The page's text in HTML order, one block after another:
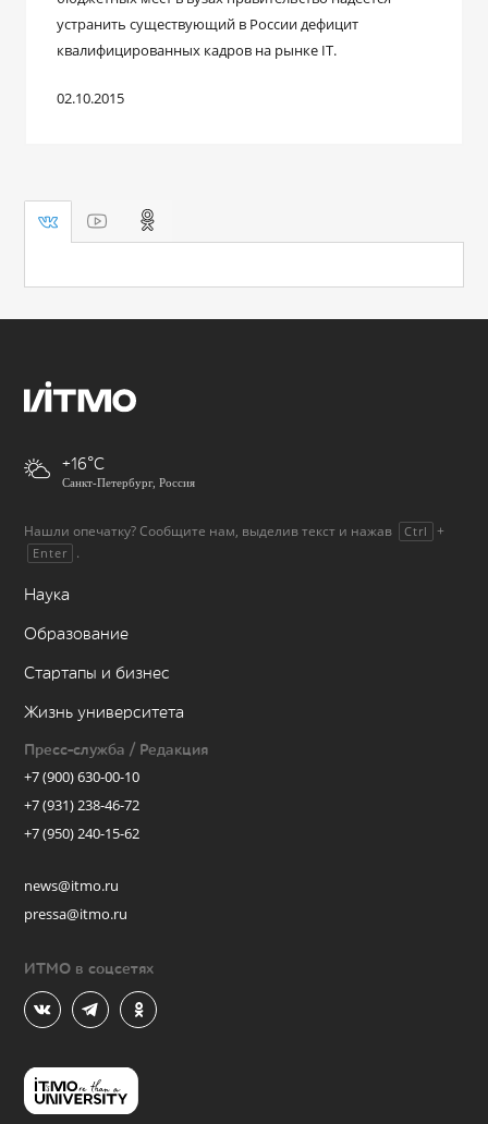
устранить существующий в России дефицит
квалифицированных кадров на рынке IT.
02.10.2015
+16
Санкт-Петербург, Россия
Нашли опечатку? Сообщите нам, выделив текст и нажав Ctrl +
Enter .
Наука
Образование
Стартапы и бизнес
Жизнь университета
Пресс-служба / Редакция
+7 (900) 630-00-10
+7 (931) 238-46-72
+7 (950) 240-15-62
news@itmo.ru
pressa@itmo.ru
ИТМО в соцсетях